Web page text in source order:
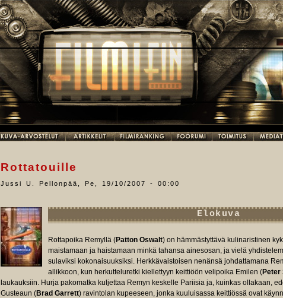
Rottatouille
Jussi U. Pellonpää Pe, 19/10/2007 - 00:00
Elokuva
Rottapoika Remyllä (Patton Oswalt) on hämmästyttävä kulinaristinen
maistamaan ja haistamaan minkä tahansa ainesosan, ja vielä
sulaviksi kokonaisuuksiksi. Herkkävaistoisen nenänsä johdattamana
allikkoon, kun herkutteluretki kiellettyyn keittiöön velipoika Emilen (Peter
laukauksiin. Hurja pakomatka kuljettaa Remyn keskelle Pariisia ja, kuinkas ollakaan,
Gusteaun (Brad Garrett) ravintolan kupeeseen, jonka kuuluisassa keittiössä ovat